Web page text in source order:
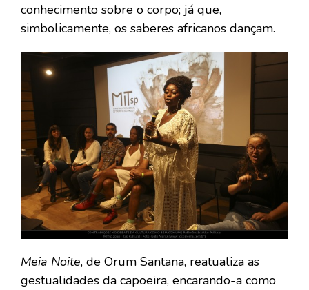
conhecimento sobre o corpo; já que,
simbolicamente, os saberes africanos dançam.
Meia Noite, de Orum Santana, reatualiza as
gestualidades da capoeira, encarando-a como